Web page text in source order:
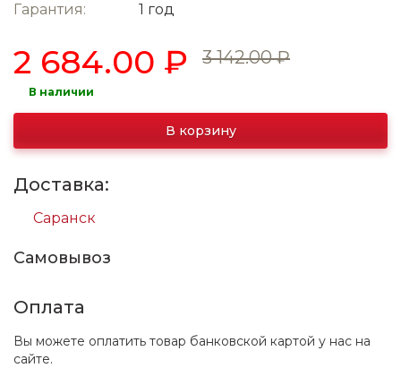
Гарантия:
1 год
2 684.00 ₽ 3 142.00 ₽
В наличии
В корзину
Доставка:
Саранск
Самовывоз
Оплата
Вы можете оплатить товар банковской картой у нас на
сайте.